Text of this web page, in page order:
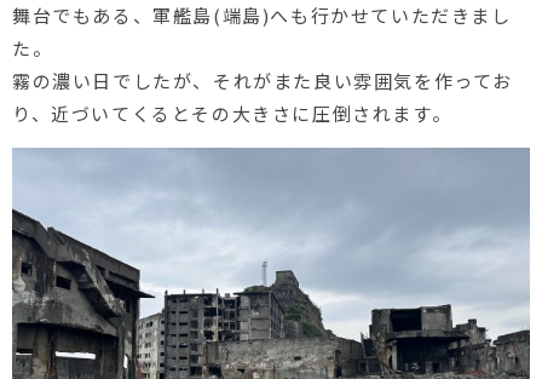
舞台でもある、軍艦島(端島)へも行かせていただきまし
た。
霧の濃い日でしたが、それがまた良い雰囲気を作ってお
り、近づいてくるとその大きさに圧倒されます。